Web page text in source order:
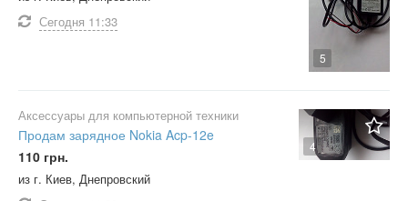
5
Сегодня 11:33
4
Аксессуары для компьютерной техники
Продам зарядное Nokia Acp-12e
110 грн.
из г. Киев, Днепровский